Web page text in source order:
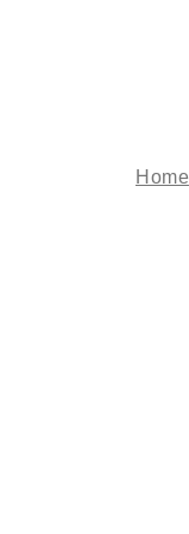
Home